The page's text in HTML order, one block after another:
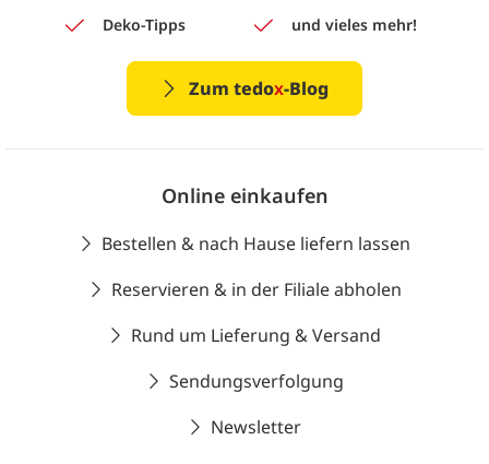
Deko-Tipps
und vieles mehr!
Zum tedox-Blog
Online einkaufen
Bestellen & nach Hause liefern lassen
Reservieren & in der Filiale abholen
Rund um Lieferung & Versand
Sendungsverfolgung
Newsletter